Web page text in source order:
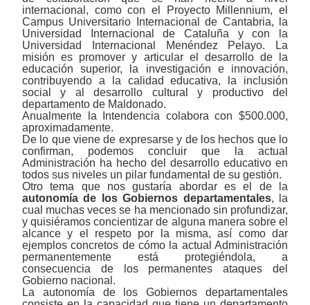
internacional, como con el Proyecto Millennium, el
Campus Universitario Internacional de Cantabria, la
Universidad Internacional de Cataluña y con la
Universidad Internacional Menéndez Pelayo. La
misión es promover y articular el desarrollo de la
educación superior, la investigación e innovación,
contribuyendo a la calidad educativa, la inclusión
social y al desarrollo cultural y productivo del
departamento de Maldonado.
Anualmente la Intendencia colabora con $500.000,
aproximadamente.
De lo que viene de expresarse y de los hechos que lo
confirman, podemos concluir que la actual
Administración ha hecho del desarrollo educativo en
todos sus niveles un pilar fundamental de su gestión.
Otro tema que nos gustaría abordar es el de la
autonomía de los Gobiernos departamentales, la
cual muchas veces se ha mencionado sin profundizar,
y quisiéramos concientizar de alguna manera sobre el
alcance y el respeto por la misma, así como dar
ejemplos concretos de cómo la actual Administración
permanentemente está protegiéndola, a
consecuencia de los permanentes ataques del
Gobierno nacional.
La autonomía de los Gobiernos departamentales